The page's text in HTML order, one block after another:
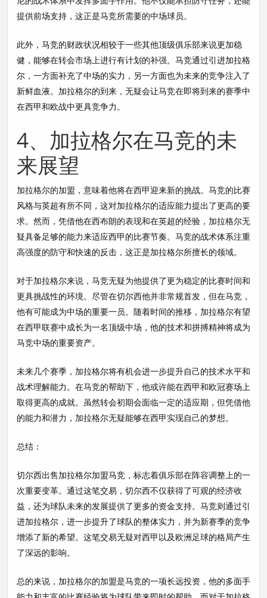
提供前场支持，这正是马竞所需要的中场球员。
此外，马竞的财政状况相较于一些其他顶级俱乐部来说更加稳
健，能够在转会市场上进行有计划的补强。马竞通过引进加拉格
尔，一方面补充了中场的实力，另一方面也为未来的竞争注入了
新鲜血液。加拉格尔的到来，无疑会让马竞在即将到来的赛季中
在西甲和欧战中更具竞争力。
4、加拉格尔在马竞的未
来展望
加拉格尔的加盟，意味着他将在西甲迎来新的挑战。马竞的比赛
风格与英超有所不同，这对加拉格尔的适应能力提出了更高的要
求。然而，凭借他在西布朗的表现和在英超的经验，加拉格尔无
疑具备足够的能力来适应西甲的比赛节奏。马竞的战术体系注重
高强度的防守和快速的反击，这正是加拉格尔所擅长的领域。
对于加拉格尔来说，马竞无疑为他提供了更为稳定的比赛时间和
更具挑战性的环境。尽管在切尔西他并非常规首发，但在马竞，
他有可能成为中场的重要一员。随着时间的推移，加拉格尔有望
在西甲联赛中成长为一名顶级中场，他的技术和拼搏精神将成为
马竞中场的重要资产。
未来几个赛季，加拉格尔将有机会进一步提升自己的技术水平和
战术理解能力。在马竞的帮助下，他或许能在西甲和欧冠赛场上
取得更高的成就。虽然转会初期会面临一定的适应期，但凭借他
的能力和潜力，加拉格尔无疑能够在西甲实现自己的梦想。
总结：
切尔西出售加拉格尔加盟马竞，标志着俱乐部在阵容调整上的一
次重要变革。通过这笔交易，切尔西不仅获得了可观的经济收
益，还为球队未来的发展提供了更多的资金支持。马竞则通过引
进加拉格尔，进一步提升了球队的整体实力，并为新赛季的竞争
增添了新的希望。这笔交易无疑对西甲以及欧洲足球的格局产生
了深远的影响。
总的来说，加拉格尔的加盟是马竞的一项长远投资，他的多面手